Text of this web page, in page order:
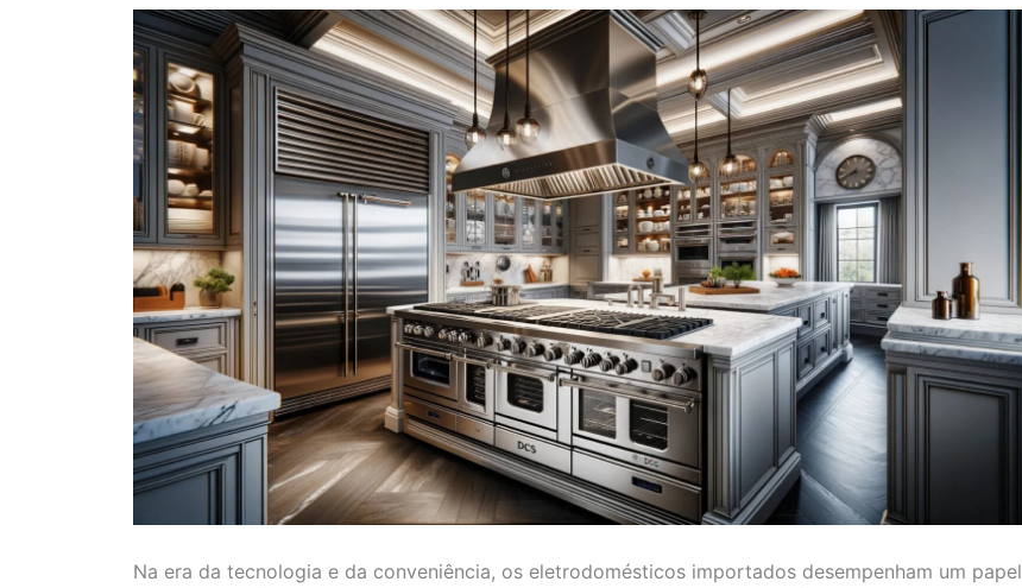
Na era da tecnologia e da conveniência, os eletrodomésticos importados desempenham um papel